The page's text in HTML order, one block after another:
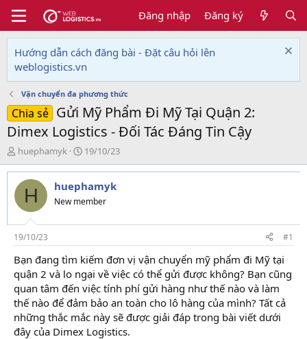
Đăng nhập Đăng ký
Hướng dẫn cách đăng bài - Đặt câu hỏi lên
weblogistics.vn
Vận chuyển đa phương thức
Chia sẻ Gửi Mỹ Phẩm Đi Mỹ Tại Quận 2:
Dimex Logistics - Đối Tác Đáng Tin Cậy
T
h
r
e
d
s
t
a
r
t
e
r
huephamyk
N
g
à
y
g
i
19/10/23
H huephamyk
New member
19/10/23 #1
Bạn đang tìm kiếm đơn vị vận chuyển mỹ phẩm đi Mỹ tại
quận 2 và lo ngại về việc có thể gửi được không? Bạn cũng
quan tâm đến việc tính phí gửi hàng như thế nào và làm
thế nào để đảm bảo an toàn cho lô hàng của mình? Tất cả
những thắc mắc này sẽ được giải đáp trong bài viết dưới
đây của Dimex Logistics.